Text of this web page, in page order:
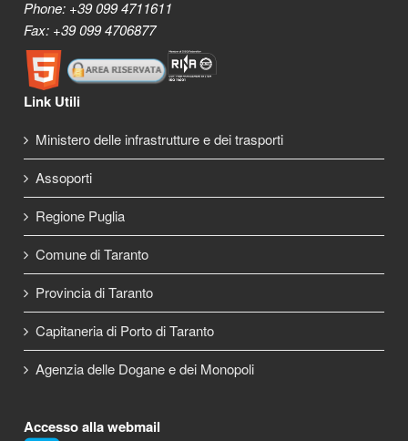
Phone: +39 099 4711611
Fax: +39 099 4706877
Link Utili
Ministero delle infrastrutture e dei trasporti
Assoporti
Regione Puglia
Comune di Taranto
Provincia di Taranto
Capitaneria di Porto di Taranto
Agenzia delle Dogane e dei Monopoli
Accesso alla webmail